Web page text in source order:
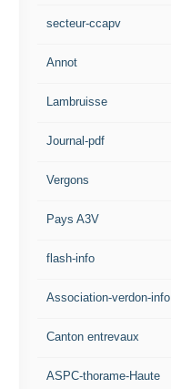
secteur-ccapv
Annot
Lambruisse
Journal-pdf
Vergons
Pays A3V
flash-info
Association-verdon-info
Canton entrevaux
ASPC-thorame-Haute